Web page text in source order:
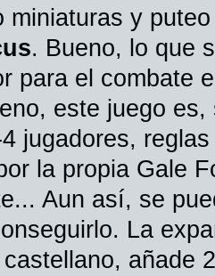
miniaturas y
. Bueno, lo que
para el combate
este juego
jugadores,
la propia Gale
Aun así, se
La
añade